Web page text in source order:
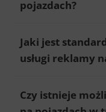
pojazdach?
Jaki jest
usługi reklamy
Czy istnieje